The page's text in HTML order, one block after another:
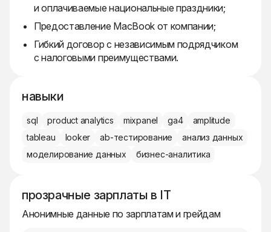
и оплачиваемые национальные праздники;
Предоставление MacBook от компании;
Гибкий договор с независимым подрядчиком
с налоговыми преимуществами.
навыки
sql product analytics mixpanel ga4
amplitude
tableau
looker ab-тестирование
анализ данных
моделирование данных
бизнес-аналитика
прозрачные зарплаты в IT
Анонимные данные по зарплатам и грейдам